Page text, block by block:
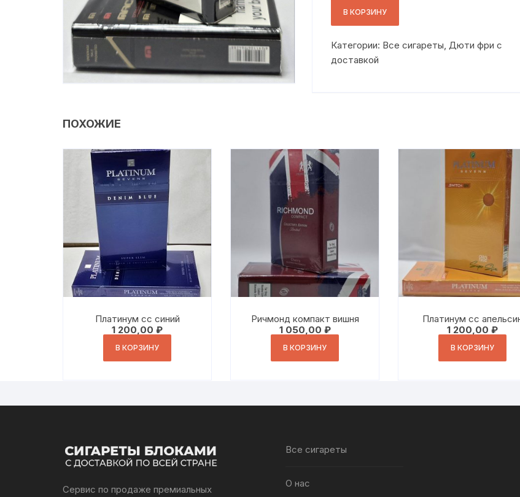
голд
дюти
В КОРЗИНУ
Категории: Все сигареты Дюти фри с
доставкой
ПОХОЖИЕ
Платинум сс синий
1 200,00 ₽
В КОРЗИНУ
Ричмонд компакт вишня
1 050,00 ₽
В КОРЗИНУ
Платинум сс
1 200,00 ₽
В КОРЗИНУ
Сервис по продаже премиальных
Все сигареты
О нас